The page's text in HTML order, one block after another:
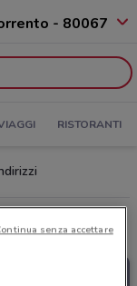
- 80067
RISTORANTI
senza accettare